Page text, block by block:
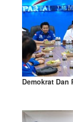
Demokrat Dan